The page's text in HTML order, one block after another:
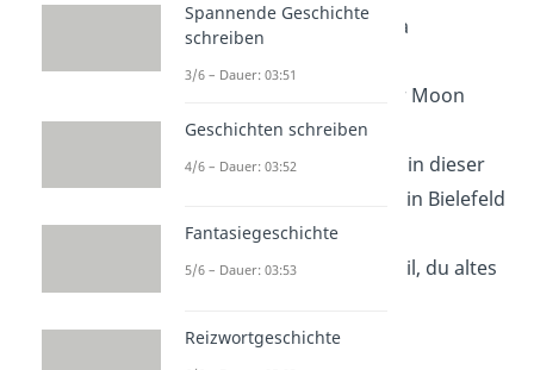
Ciao bella, Frikadella
See you soon, Sailor Moon
Sehen wir uns nicht in dieser
Welt, sehen wir uns in Bielefeld
Wir sehen uns am Nil, du altes
Spannende Geschichte
schreiben
3/6 – Dauer: 03:51
Geschichten schreiben
4/6 – Dauer: 03:52
Fantasiegeschichte
5/6 – Dauer: 03:53
Reizwortgeschichte